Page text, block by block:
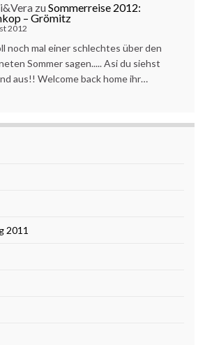
zuSommerreise 2012:
– Grömitz
2012
noch mal einer schlechtes über den
Sommer sagen..... Asi du siehst
aus!! Welcome back home ihr…
2011